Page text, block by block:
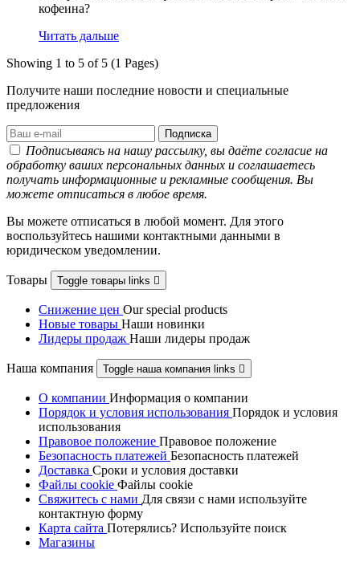
кофеина?
Читать дальше
Showing 1 to 5 of 5 (1 Pages)
Получите наши последние новости и специальные
предложения
Подписываясь на нашу рассылку, вы даёте согласие на
обработку ваших персональных данных и соглашаетесь
получать информационные и рекламные сообщения. Вы
можете отписаться в любое время.
Вы можете отписаться в любой момент. Для этого
воспользуйтесь нашими контактными данными в
юридическом уведомлении.
Товары Toggle товары links 
Снижение цен Our special products
Новые товары Наши новинки
Лидеры продаж Наши лидеры продаж
Наша компания Toggle наша компания links 
О компании Информация о компании
Порядок и условия использования Порядок и условия
использования
Правовое положение Правовое положениe
Безопасность платежей Безопасность платежей
Доставка Сроки и условия доставки
Файлы cookie Файлы cookie
Свяжитесь с нами Для связи с нами используйте
контактную форму
Карта сайта Потерялись? Используйте поиск
Магазины